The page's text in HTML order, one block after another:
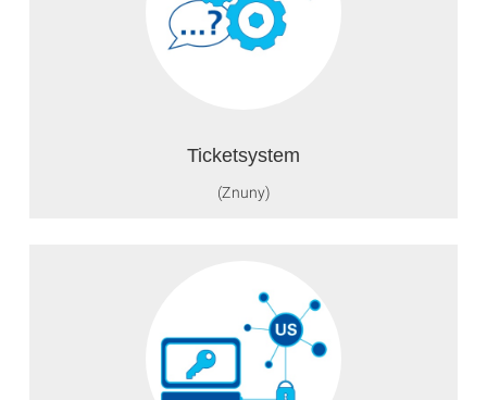
Ticketsystem
(Znuny)